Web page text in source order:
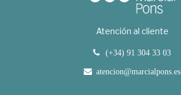
Atención al cliente
(+34) 91 304 33 03
atencion@marcialpons.es